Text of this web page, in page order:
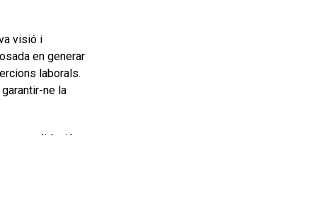
visió i
en generar
laborals.
ne la
consolidació,